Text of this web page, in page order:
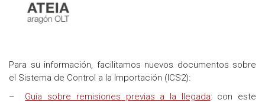
Para su información, facilitamos nuevos documentos sobre
el Sistema de Control a la Importación (ICS2):
– Guía sobre remisiones previas a la llegada: con este